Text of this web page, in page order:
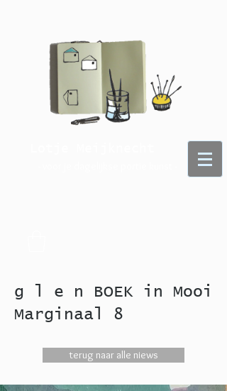
g l e n BOEK in Mooi
Marginaal 8
terug naar alle niews